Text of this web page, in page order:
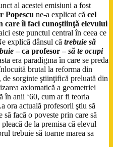
al acestei emisiuni a fost
Popescu ne-a explicat că cel
care îi faci cunoştiinţă elevului
este punctul central în ceea ce
explică dânsul că trebuie să
– ca profesor –să te ocupi
era paradigma în care se preda
brutal la reforma din
de sorginte ştiinţifică preluată din
axiomatică a geometriei
în anii ‘60, cum ar fi teoria
ora actuală profesorii ştiu să
să facă o poveste prin care să
de la premisa că elevul
trebuie să toarne marea sa